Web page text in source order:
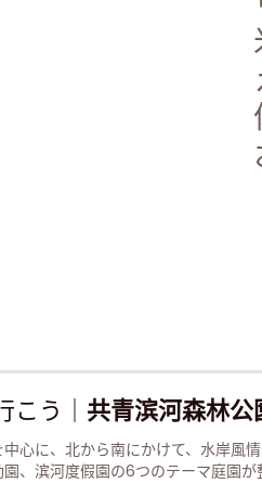
う｜ 共青滨河森林公
心に、北から南にかけて、水岸風
、滨河度假園の6つのテーマ庭園